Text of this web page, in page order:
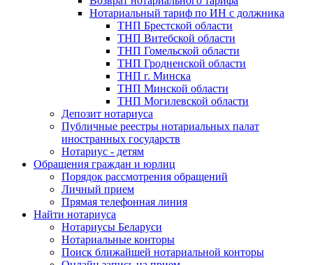
Нотариальный тариф по ИН с должника
ТНП Брестской области
ТНП Витебской области
ТНП Гомельской области
ТНП Гродненской области
ТНП г. Минска
ТНП Минской области
ТНП Могилевской области
Депозит нотариуса
Публичные реестры нотариальных палат
иностранных государств
Нотариус - детям
Обращения граждан и юрлиц
Порядок рассмотрения обращений
Личный прием
Прямая телефонная линия
Найти нотариуса
Нотариусы Беларуси
Нотариальные конторы
Поиск ближайшей нотариальной конторы